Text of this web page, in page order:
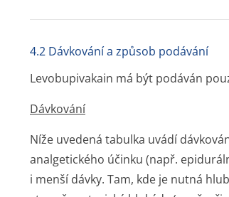
4.2 Dávkování a způsob podávání
Levobupivakain má být podáván
Dávkování
Níže uvedená tabulka uvádí
analgetického účinku (např.
i menší dávky. Tam, kde je nutná